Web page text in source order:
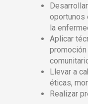
oportunos
la
Aplicar
Llevar a
éticas,
Realizar